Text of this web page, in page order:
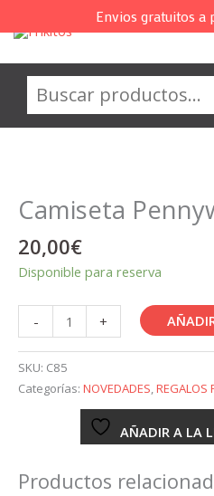
al
Buscar
Camiseta
20,00€
Disponible para reserva
-
Camiseta
Pennywise
cantidad
+
SKU: C85
Categorías: NOVEDADES,REGALOS
AÑADIR A LA
Productos
Envios gratuitos a